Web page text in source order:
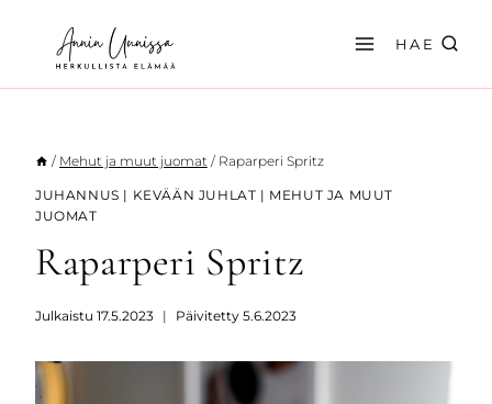
sisältöön
HAE
/ Mehut ja muut juomat / Raparperi Spritz
JUHANNUS | KEVÄÄN JUHLAT | MEHUT JA MUUT
JUOMAT
Raparperi Spritz
Julkaistu 17.5.2023 Päivitetty 5.6.2023